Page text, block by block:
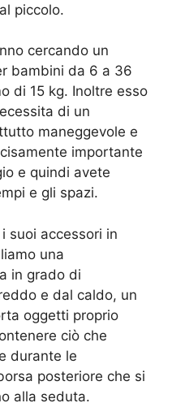
piccolo.
cercando un
bambini da 6 a 36
di 15 kg. Inoltre esso
di un
maneggevole e
importante
e quindi avete
e gli spazi.
suoi accessori in
una
in grado di
e dal caldo, un
oggetti proprio
ciò che
durante le
posteriore che si
alla seduta.